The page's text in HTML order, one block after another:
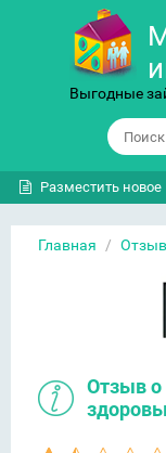
Выгодные
Разместить новое
Главная /
Отзыв о